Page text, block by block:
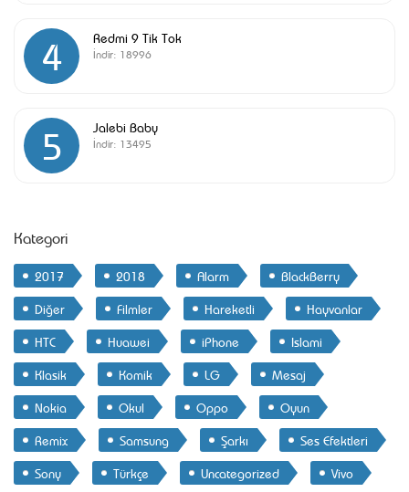
4 Redmi 9 Tik Tok
İndir: 18996
5 Jalebi Baby
İndir: 13495
Kategori
2017 2018 Alarm
BlackBerry
Diğer
Filmler Hareketli
Hayvanlar
HTC
Huawei iPhone
Islami
Klasik
Komik LG
Mesaj
Nokia
Okul Oppo
Oyun
Remix
Samsung Şarkı
Ses Efektleri
Sony
Türkçe Uncategorized Vivo